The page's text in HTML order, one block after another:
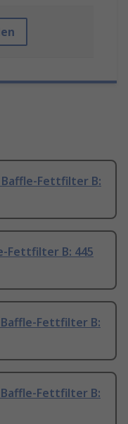
Baffle-Fettfilter B:
Fettfilter B: 445
Baffle-Fettfilter B:
Baffle-Fettfilter B: